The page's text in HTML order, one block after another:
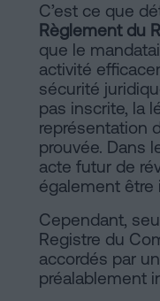
C’est ce que
Règlement du
que le
activité
sécurité
pas inscrite, la
représentation
prouvée. Dans
acte futur de
également être
Cependant,
Registre du
accordés par
préalablement